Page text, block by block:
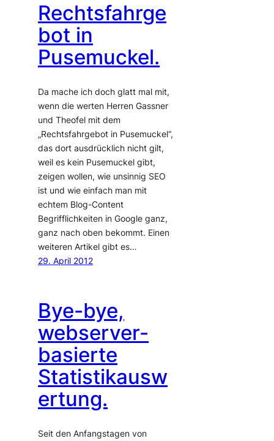
Rechtsfahrge
bot in
Pusemuckel.
Da mache ich doch glatt mal mit,
wenn die werten Herren Gassner
und Theofel mit dem
„Rechtsfahrgebot in Pusemuckel“,
das dort ausdrücklich nicht gilt,
weil es kein Pusemuckel gibt,
zeigen wollen, wie unsinnig SEO
ist und wie einfach man mit
echtem Blog-Content
Begrifflichkeiten in Google ganz,
ganz nach oben bekommt. Einen
weiteren Artikel gibt es…
29. April 2012
Bye-bye,
webserver-
basierte
Statistikausw
ertung.
Seit den Anfangstagen von